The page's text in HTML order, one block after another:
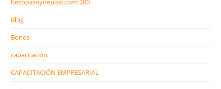
bezopasnyirepost.com 200
Blog
Bonos
capacitación
CAPACITACIÓN EMPRESARIAL